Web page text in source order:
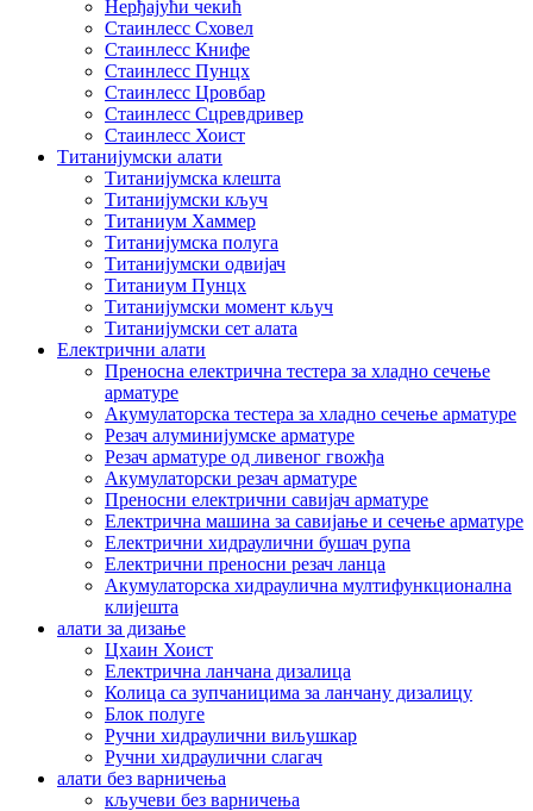
Нерђајући чекић
Стаинлесс Сховел
Стаинлесс Книфе
Стаинлесс Пунцх
Стаинлесс Цровбар
Стаинлесс Сцревдривер
Стаинлесс Хоист
Титанијумски алати
Титанијумска клешта
Титанијумски кључ
Титаниум Хаммер
Титанијумска полуга
Титанијумски одвијач
Титаниум Пунцх
Титанијумски момент кључ
Титанијумски сет алата
Електрични алати
Преносна електрична тестера за хладно сечење
арматуре
Акумулаторска тестера за хладно сечење арматуре
Резач алуминијумске арматуре
Резач арматуре од ливеног гвожђа
Акумулаторски резач арматуре
Преносни електрични савијач арматуре
Електрична машина за савијање и сечење арматуре
Електрични хидраулични бушач рупа
Електрични преносни резач ланца
Акумулаторска хидраулична мултифункционална
клијешта
алати за дизање
Цхаин Хоист
Електрична ланчана дизалица
Колица са зупчаницима за ланчану дизалицу
Блок полуге
Ручни хидраулични виљушкар
Ручни хидраулични слагач
алати без варничења
кључеви без варничења